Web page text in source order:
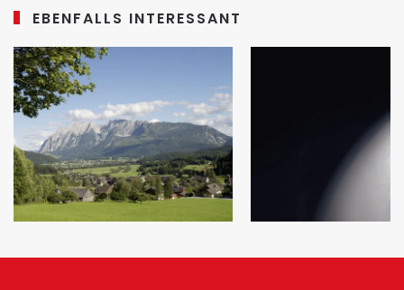
EBENFALLS INTERESSANT